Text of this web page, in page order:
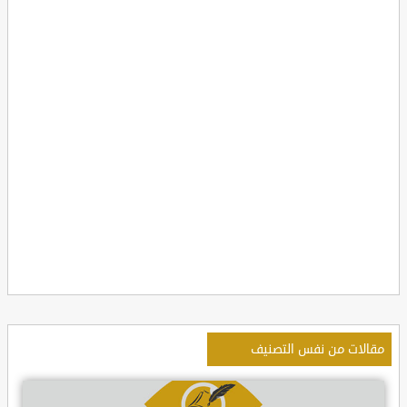
مقالات من نفس التصنيف